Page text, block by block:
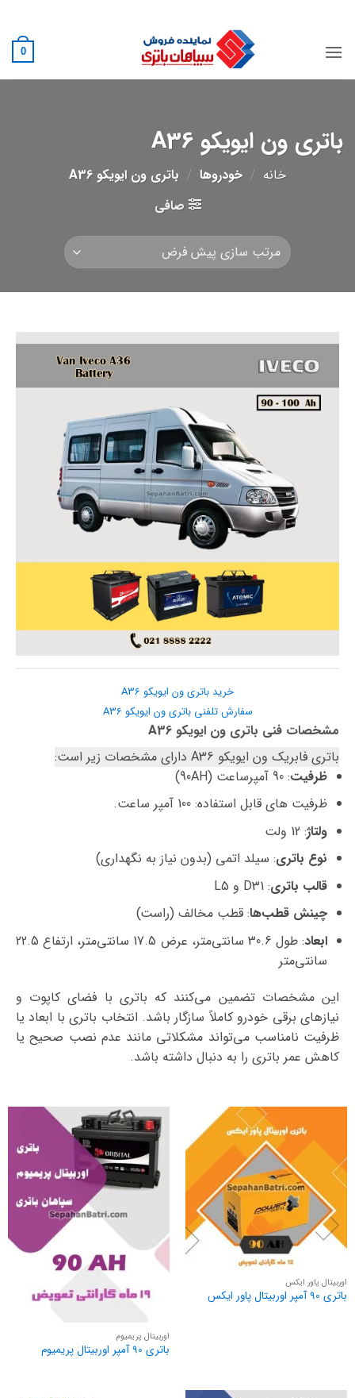
content
0
باتری ون ایویکو A36
خانه / خودروها / باتری ون ایویکو A36
صافی
خرید باتری ون ایویکو A36
سفارش تلفنی باتری ون ایویکو A36
مشخصات فنی باتری ون ایویکو A36
باتری فابریک ون ایویکو A36 دارای مشخصات زیر است:
ظرفیت: 90 آمپرساعت (90AH)
ظرفیت های قابل استفاده: 100 آمپر ساعت.
ولتاژ: 12 ولت
نوع باتری: سیلد اتمی (بدون نیاز به نگهداری)
قالب باتری: D31 و L5
چینش قطب‌ها: قطب مخالف (راست)
ابعاد
: طول 30.6 سانتی‌متر، عرض 17.5 سانتی‌متر، ارتفاع 22.5
سانتی‌متر
این مشخصات تضمین می‌کنند که باتری با فضای کاپوت و
نیازهای برقی خودرو کاملاً سازگار باشد. انتخاب باتری با ابعاد یا
ظرفیت نامناسب می‌تواند مشکلاتی مانند عدم نصب صحیح یا
کاهش عمر باتری را به دنبال داشته باشد.
اوربیتال پاور ایکس
باتری 90 آمپر اوربیتال پاور ایکس
اوربیتال پریمیوم
باتری 90 آمپر اوربیتال پریمیوم